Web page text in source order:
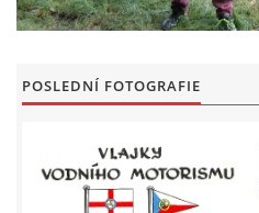
POSLEDNÍ FOTOGRAFIE